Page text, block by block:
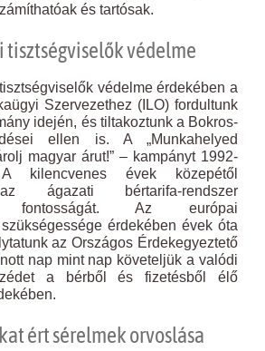
és tartósak.
tisztségviselők védelme
védelme érdekében a
Szervezethez (ILO) fordultunk
idején, és tiltakoztunk a Bokros-
ellen is. A „Munkahelyed
magyar árut!” – kampányt 1992-
kilencvenes évek közepétől
ágazati bértarifa-rendszer
fontosságát. Az európai
érdekében évek óta
az Országos Érdekegyeztető
nap mint nap követeljük a valódi
a bérből és fizetésből élő
ért sérelmek orvoslása